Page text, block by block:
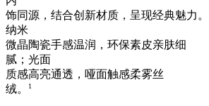
饰同源，结合创新材质，呈现经典魅力。
纳米
微晶陶瓷手感温润，环保素皮亲肤细
腻；光面
质感高亮通透，哑面触感柔雾丝
绒。
1